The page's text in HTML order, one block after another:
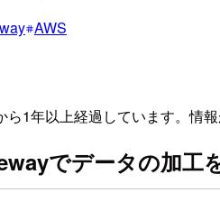
AWS
ら1年以上経過しています。情
でデータの加工